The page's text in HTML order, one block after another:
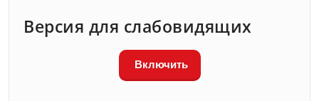
Версия для слабовидящих
Включить